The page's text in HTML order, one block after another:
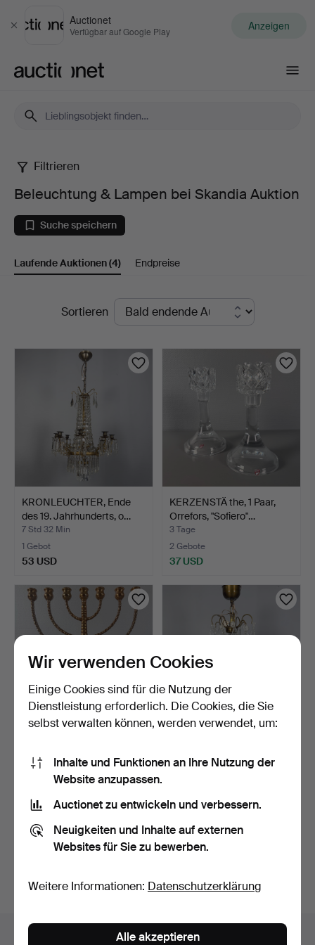
Schließen
Auctionet
Verfügbar auf Google Play Anzeigen
Beleuchtung
Lampen
bei
Skandia
Auktion
Filtrieren
Beleuchtung & Lampen bei Skandia Auktion
Suche speichern
Laufende Auktionen(4) Endpreise
LaufendeSortieren
KRONLEUCHTER, Ende
des 19. Jahrhunderts, o…
7 Std 32 Min
1 Gebot
53 USD
KERZENSTÄ the, 1 Paar,
Orrefors, "Sofiero"…
3 Tage
2 Gebote
37 USD
3 Tage
Schätzwert
64 USD
8 Tage
159 USD
Suche speichern
Archivsuchen.
Objekte in Schweden
Wir verwenden Cookies
Einige Cookies sind für die Nutzung der
Dienstleistung erforderlich. Die Cookies, die Sie
selbst verwalten können, werden verwendet, um:
Inhalte und Funktionen an Ihre Nutzung der
Website anzupassen.
Auctionet zu entwickeln und verbessern.
Neuigkeiten und Inhalte auf externen
Websites für Sie zu bewerben.
Weitere Informationen: Datenschutzerklärung
Alle akzeptieren